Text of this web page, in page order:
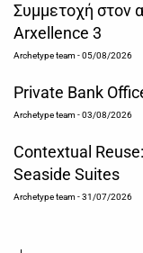
Συμμετοχή στον
Arxellence 3
Archetype team- 05/08/2026
Private Bank
Archetype team- 03/08/2026
Contextual
Seaside Suites
Archetype team- 31/07/2026